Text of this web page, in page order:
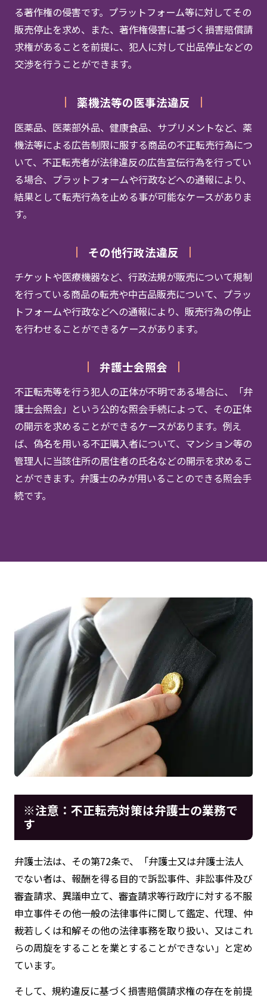
る著作権の侵害です。プラットフォーム等に対してその
販売停止を求め、また、著作権侵害に基づく損害賠償請
求権があることを前提に、犯人に対して出品停止などの
交渉を行うことができます。
薬機法等の医事法違反
医薬品、医薬部外品、健康食品、サプリメントなど、薬
機法等による広告制限に服する商品の不正転売行為につ
いて、不正転売者が法律違反の広告宣伝行為を行ってい
る場合、プラットフォームや行政などへの通報により、
結果として転売行為を止める事が可能なケースがありま
す。
その他行政法違反
チケットや医療機器など、行政法規が販売について規制
を行っている商品の転売や中古品販売について、プラッ
トフォームや行政などへの通報により、販売行為の停止
を行わせることができるケースがあります。
弁護士会照会
不正転売等を行う犯人の正体が不明である場合に、「弁
護士会照会」という公的な照会手続によって、その正体
の開示を求めることができるケースがあります。例え
ば、偽名を用いる不正購入者について、マンション等の
管理人に当該住所の居住者の氏名などの開示を求めるこ
とができます。弁護士のみが用いることのできる照会手
続です。
※注意：不正転売対策は弁護士の業務で
す
弁護士法は、その第72条で、「弁護士又は弁護士法人
でない者は、報酬を得る目的で訴訟事件、非訟事件及び
審査請求、異議申立て、審査請求等行政庁に対する不服
申立事件その他一般の法律事件に関して鑑定、代理、仲
裁若しくは和解その他の法律事務を取り扱い、又はこれ
らの周旋をすることを業とすることができない」と定め
ています。
そして、規約違反に基づく損害賠償請求権の存在を前提